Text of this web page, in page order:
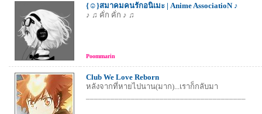
{☺}สมาคมคนรักอนิเมะ | Anime AssociatioN ♪
♪ ♫ คั่ก คั่ก ♪ ♫
Poommarin
Club We Love Reborn
หลังจากที่หายไปนาน(มาก)...เราก็กลับมา